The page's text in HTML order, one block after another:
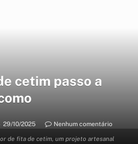
de fita de cetim, um projeto artesanal
cetim passo a
29/10/2025
Nenhum comentário